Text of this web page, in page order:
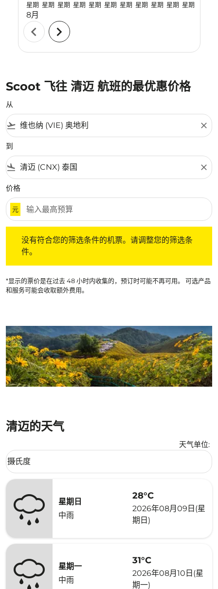
星期
8月
星期 星期 星期 星期 星期 星期 星期 星期 星期 星期
chevron_left chevron_right
Scoot 飞往 清迈 航班的最优惠价格
从
flight_takeoff close
到
flight_land close
价格
元
没有符合您的筛选条件的机票。请调整您的筛选条
件。
*显示的票价是在过去 48 小时内收集的，预订时可能不再可用。 可选产品
和服务可能会收取额外费用。
清迈的天气
天气单位:
Weather unit option 摄氏度 Selected
摄氏度
keyboard_arrow_down
星期日
中雨
28°C
2026年08月09日(星
期日)
星期一
中雨
31°C
2026年08月10日(星
期一)